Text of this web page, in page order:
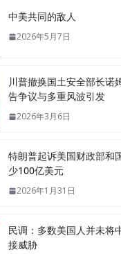
中美共同的敌人
2026年5月7日
川普撤换国土安全部长诺
告争议与多重风波引发
2026年3月6日
特朗普起诉美国财政部和
少100亿美元
2026年1月31日
民调：多数美国人并未将
接威胁